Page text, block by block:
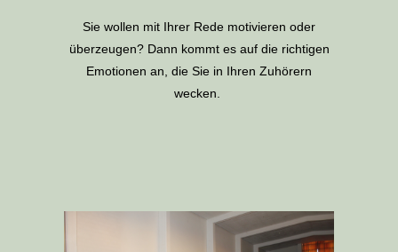
Sie wollen mit Ihrer Rede motivieren oder
überzeugen? Dann kommt es auf die richtigen
Emotionen an, die Sie in Ihren Zuhörern
wecken.